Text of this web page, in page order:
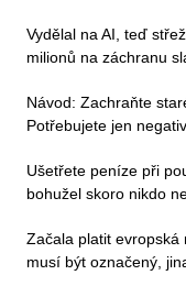
Vydělal na AI, teď
milionů na záchranu
Návod: Zachraňte
Potřebujete jen
Ušetřete peníze při
bohužel skoro nikdo
Začala platit evropská
musí být označený,